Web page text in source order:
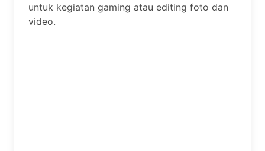
untuk kegiatan gaming atau editing foto dan
video.